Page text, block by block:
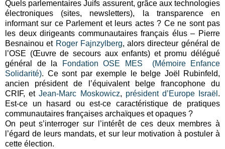
Quels parlementaires Juifs assurent, grâce aux technologies
électroniques (sites, newsletters), la transparence en
informant sur ce Parlement et leurs actes ? Ce ne sont pas
les deux dirigeants communautaires français élus – Pierre
Besnainou et Roger Fajnzylberg, alors directeur général de
l’OSE (Œuvre de secours aux enfants) et promu délégué
général de la
Fondation OSE MES (Mémoire Enfance
Solidarité). Ce sont par exemple le belge Joël Rubinfeld,
ancien président de l’équivalent belge francophone du
CRIF, etJean-Marc Moskowicz, président d’Europe Israël .
Est-ce un hasard ou est-ce caractéristique de pratiques
communautaires françaises archaïques et opaques ?
On peut s’interroger sur l’intérêt de ces deux membres à
l’égard de leurs mandats, et sur leur motivation à postuler à
cette élection.